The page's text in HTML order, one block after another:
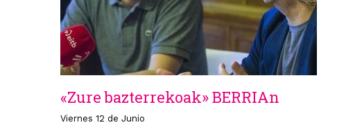
«Zure bazterrekoak» BERRIAn
Viernes 12 de Junio